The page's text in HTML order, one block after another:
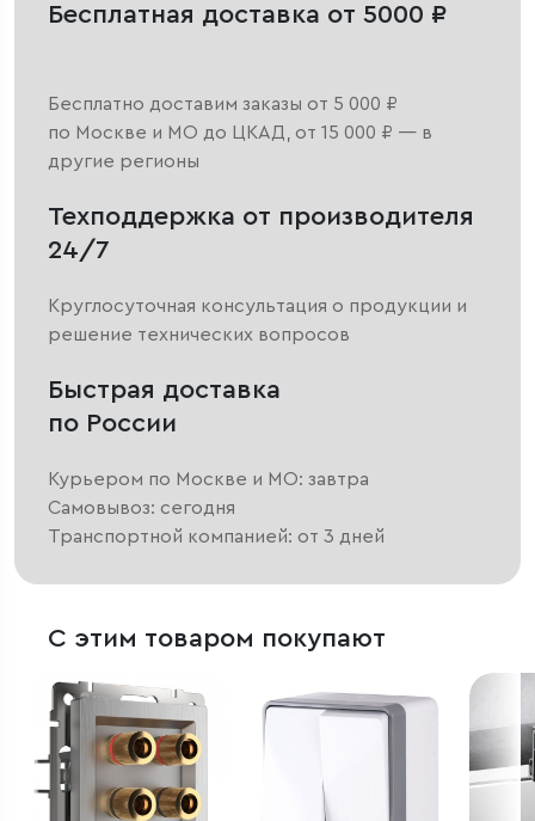
Бесплатная доставка от 5000 ₽
Бесплатно доставим заказы от 5 000 ₽
по Москве и МО до ЦКАД, от 15 000 ₽ — в
другие регионы
Техподдержка от производителя
24/7
Круглосуточная консультация о продукции и
решение технических вопросов
Быстрая доставка
по России
Курьером по Москве и МО: завтра
Самовывоз: сегодня
Транспортной компанией: от 3 дней
С этим товаром покупают